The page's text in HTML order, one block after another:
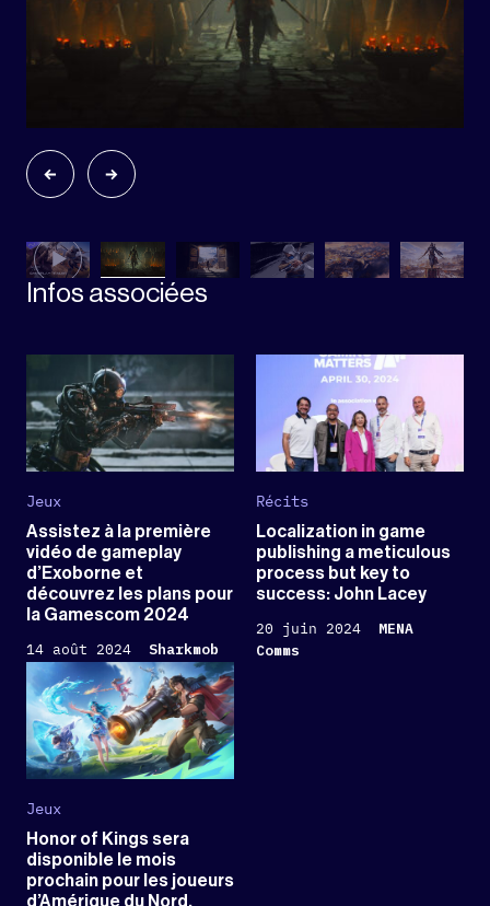
Infos associées
Jeux
Assistez à la première
vidéo de gameplay
d’Exoborne et
découvrez les plans pour
la Gamescom 2024
14 août 2024 Sharkmob
Récits
Localization in game
publishing a meticulous
process but key to
success: John Lacey
20 juin 2024
MENA
Comms
Jeux
Honor of Kings sera
disponible le mois
prochain pour les joueurs
d’Amérique du Nord,